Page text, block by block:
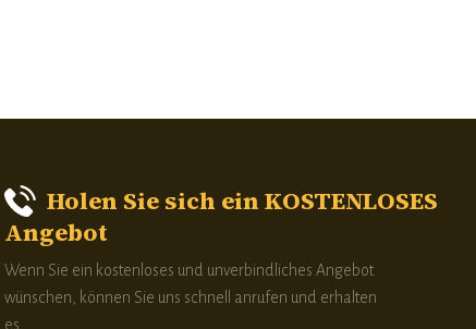
Holen Sie sich ein KOSTENLOSES
Angebot
Wenn Sie ein kostenloses und unverbindliches Angebot
wünschen, können Sie uns schnell anrufen und erhalten
es.